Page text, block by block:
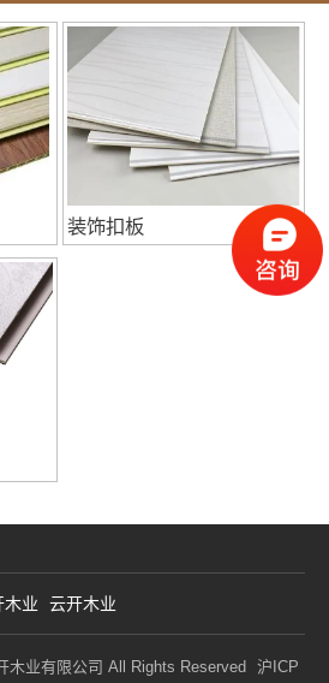
装饰扣板
木业 云开木业
木业有限公司 All Rights Reserved 沪ICP